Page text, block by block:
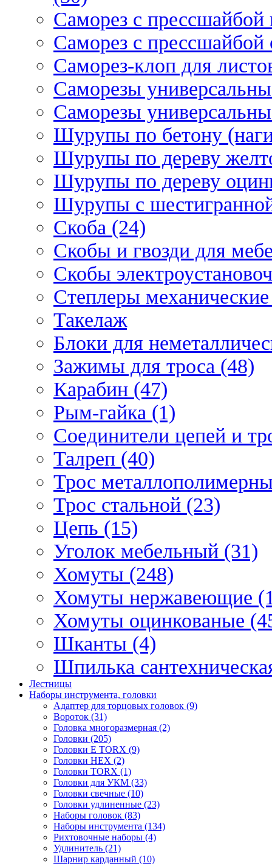
Саморез с прессшайбой
Саморез с
Саморез-клоп для
Саморезы
Саморезы
Шурупы по бетону
Шурупы по дереву
Шурупы по дереву
Шурупы с
Скоба (24)
Скобы и гвозди для
Скобы
Степлеры
Такелаж
Блоки для
Зажимы для троса (48)
Карабин (47)
Рым-гайка (1)
Соединители цепей и
Талреп (40)
Трос
Трос стальной (23)
Цепь (15)
Уголок мебельный (31)
Хомуты (248)
Хомуты нержавеющие
Хомуты оцинкованые
Шканты (4)
Шпилька
Лестницы
Наборы инструмента, головки
Адаптер для торцовых головок (9)
Вороток (31)
Головка многоразмерная (2)
Головки (205)
Головки E TORX (9)
Головки HEX (2)
Головки TORX (1)
Головки для УКМ (33)
Головки свечные (10)
Головки удлиненные (23)
Наборы головок (83)
Наборы инструмента (134)
Рихтовочные наборы (4)
Удлинитель (21)
Шарнир карданный (10)